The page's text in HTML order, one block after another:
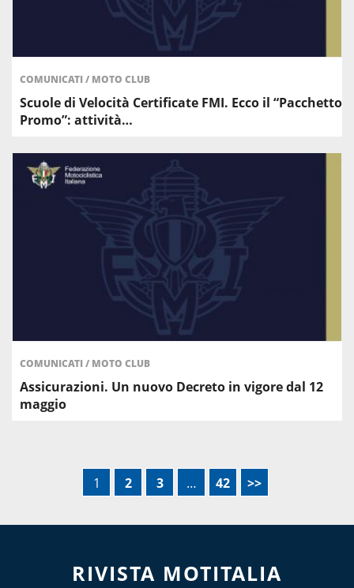
COMUNICATI/ MOTO CLUB
Scuole di Velocità Certificate FMI. Ecco il “Pacchetto
Promo”: attività…
COMUNICATI/ MOTO CLUB
Assicurazioni. Un nuovo Decreto in vigore dal 12
maggio
1 2 3 … 42 >>
RIVISTA MOTITALIA